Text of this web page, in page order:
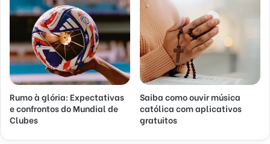
Rumo à glória: Expectativas
e confrontos do Mundial de
Clubes
Saiba como ouvir música
católica com aplicativos
gratuitos